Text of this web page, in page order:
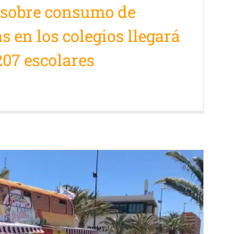
consumo de
en los colegios llegará
escolares